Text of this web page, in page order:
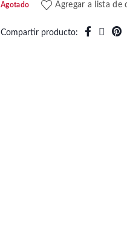
Agotado Agregar a lista de
Compartir producto